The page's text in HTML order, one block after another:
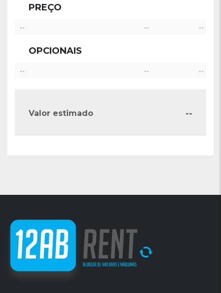
PREÇO
-- -- --
OPCIONAIS
-- -- --
Valor estimado --